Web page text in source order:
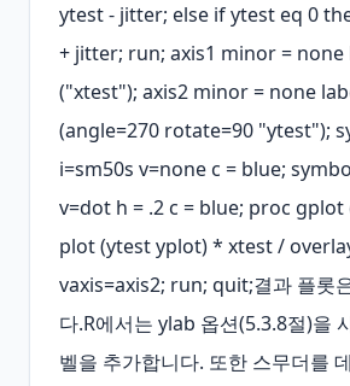
ytest - jitter; else if ytest eq 0
+ jitter; run; axis1 minor = none
("xtest"); axis2 minor = none
(angle=270 rotate=90 "ytest");
i=sm50s v=none c = blue;
v=dot h = .2 c = blue; proc gplot
plot (ytest yplot) * xtest /
vaxis=axis2; run; quit;결과 플롯
다.R에서는 ylab 옵션(5.3.8절)을
벨을 추가합니다. 또한 스무더를